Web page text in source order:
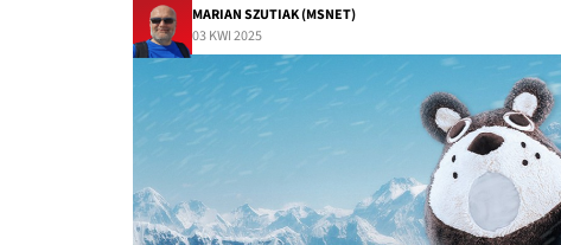
MARIAN SZUTIAK (MSNET)
03 KWI 2025